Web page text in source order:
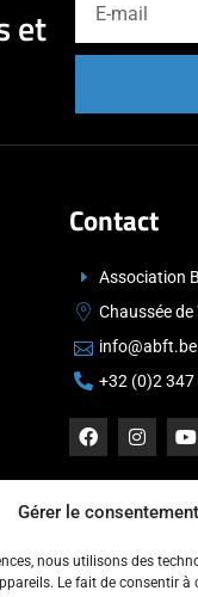
Gérer le
nous utilisons des
Le fait de consentir
et
Contact
Association
Chaussée
info@abft.be
+32 (0)2 347